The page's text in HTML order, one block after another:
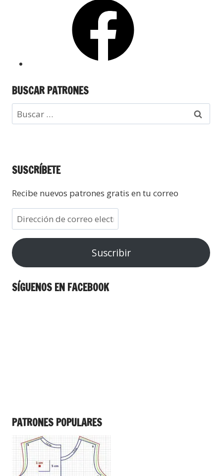
BUSCAR PATRONES
SUSCRÍBETE
Recibe nuevos patrones gratis en tu correo
Suscribir
SÍGUENOS EN FACEBOOK
PATRONES POPULARES